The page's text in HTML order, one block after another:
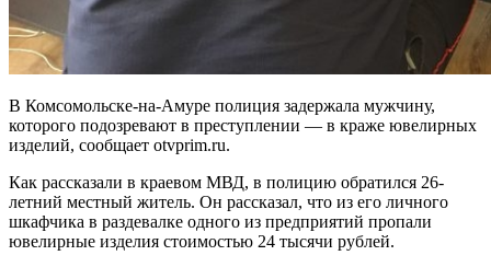
В Комсомольске-на-Амуре полиция задержала мужчину,
которого подозревают в преступлении — в краже ювелирных
изделий, сообщает otvprim.ru.
Как рассказали в краевом МВД, в полицию обратился 26-
летний местный житель. Он рассказал, что из его личного
шкафчика в раздевалке одного из предприятий пропали
ювелирные изделия стоимостью 24 тысячи рублей.